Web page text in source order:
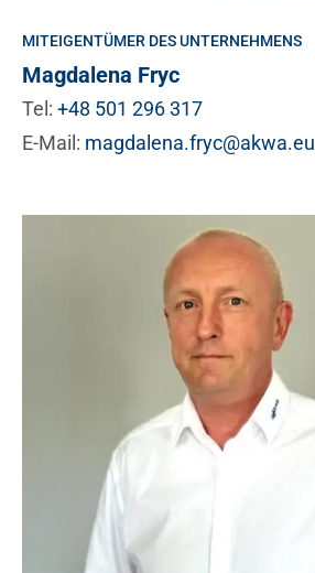
MITEIGENTÜMER DES UNTERNEHMENS
Magdalena Fryc
Tel: +48 501 296 317
E-Mail: magdalena.fryc@akwa.eu